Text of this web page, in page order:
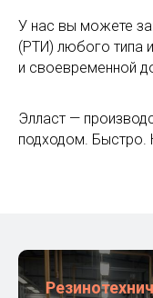
У нас вы можете
(РТИ) любого типа
и своевременной
Элласт —
подходом.